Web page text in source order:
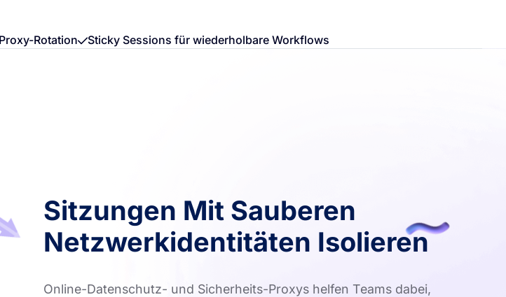
Rotation Sticky Sessions für wiederholbare Workflows
Sitzungen Mit Sauberen
Netzwerkidentitäten Isolieren
Online-Datenschutz- und Sicherheits-Proxys helfen Teams dabei,